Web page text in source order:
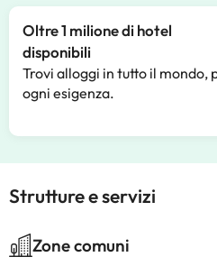
Oltre 1 milione di hotel
disponibili
Trovi alloggi in tutto il mondo,
ogni esigenza.
Strutture e servizi
Zone comuni